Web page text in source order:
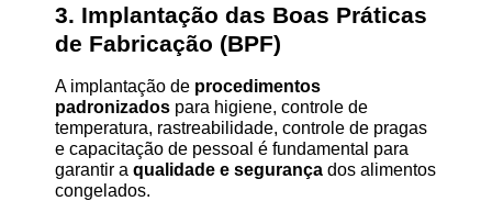
3. Implantação das Boas Práticas
de Fabricação (BPF)
A implantação de procedimentos
padronizados para higiene, controle de
temperatura, rastreabilidade, controle de pragas
e capacitação de pessoal é fundamental para
garantir a qualidade e segurança dos alimentos
congelados.